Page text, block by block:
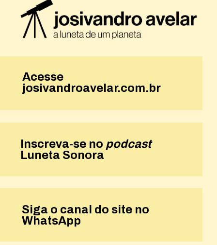
Inscreva-se no podcast
Luneta Sonora
Acesse
josivandroavelar.com.br
Siga o canal do site no
WhatsApp